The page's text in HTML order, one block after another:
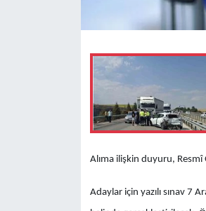
Alıma ilişkin duyuru, Resmî
Adaylar için yazılı sınav 7